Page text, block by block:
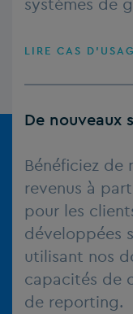
LIRE CAS
De nouveaux
Bénéficiez de
revenus à
pour les
développées
utilisant nos
capacités de
de reporting.